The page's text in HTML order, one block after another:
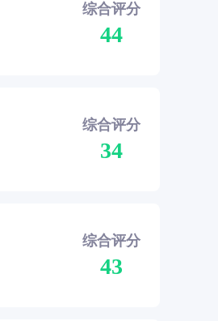
综合评分
44
综合评分
34
综合评分
43